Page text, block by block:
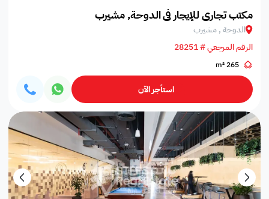
مكتب تجاري للإيجار في الدوحة, مشيرب
الدوحة , مشيرب
الرقم المرجعي # 28251
265 m²
استأجر الآن